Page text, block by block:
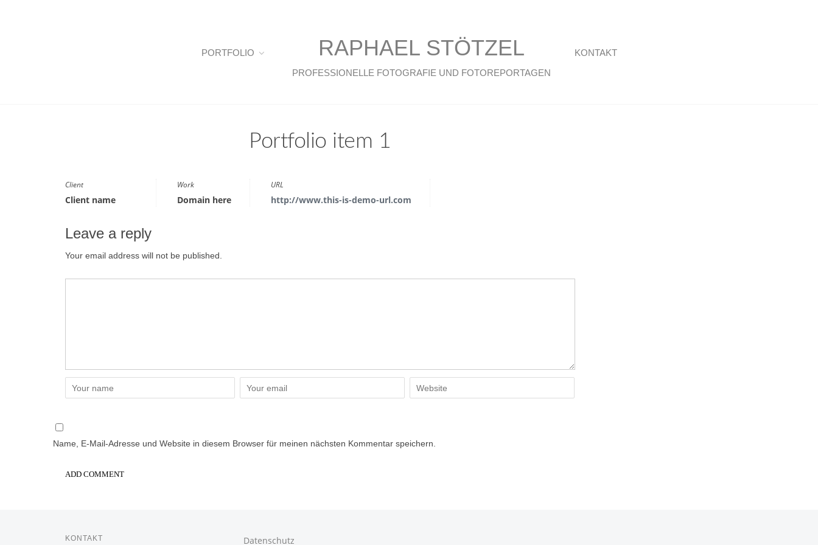
PORTFOLIO RAPHAEL STÖTZEL
PROFESSIONELLE FOTOGRAFIE UND FOTOREPORTAGEN
KONTAKT
Portfolio item 1
Client
Client name
Work
Domain here
URL
http://www.this-is-demo-url.com
Leave a reply
Your email address will not be published.
Name, E-Mail-Adresse und Website in diesem Browser für meinen nächsten Kommentar speichern.
KONTAKT Datenschutz